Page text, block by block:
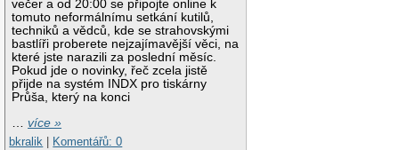
večer a od 20:00 se připojte online k
tomuto neformálnímu setkání kutilů,
techniků a vědců, kde se strahovskými
bastlíři proberete nejzajímavější věci, na
které jste narazili za poslední měsíc.
Pokud jde o novinky, řeč zcela jistě
přijde na systém INDX pro tiskárny
Průša, který na konci
…více »
bkralik
Komentářů: 0